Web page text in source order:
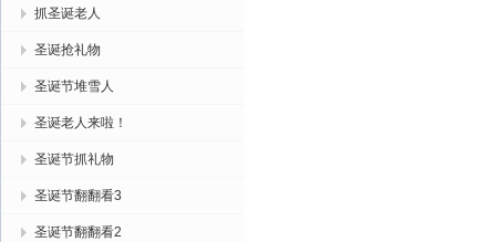
抓圣诞老人
圣诞抢礼物
圣诞节堆雪人
圣诞老人来啦！
圣诞节抓礼物
圣诞节翻翻看3
圣诞节翻翻看2